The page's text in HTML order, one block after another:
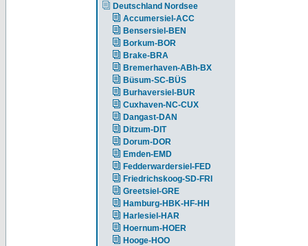
Deutschland Nordsee
Accumersiel-ACC
Bensersiel-BEN
Borkum-BOR
Brake-BRA
Bremerhaven-ABh-BX
Büsum-SC-BÜS
Burhaversiel-BUR
Cuxhaven-NC-CUX
Dangast-DAN
Ditzum-DIT
Dorum-DOR
Emden-EMD
Fedderwardersiel-FED
Friedrichskoog-SD-FRI
Greetsiel-GRE
Hamburg-HBK-HF-HH
Harlesiel-HAR
Hoernum-HOER
Hooge-HOO